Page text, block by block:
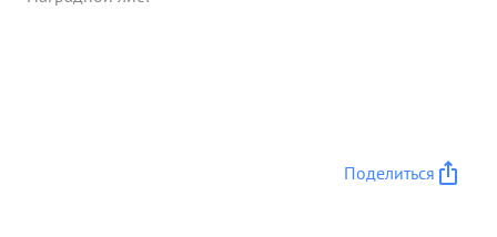
обеспечивает командиру корпуса возможность
Поделиться